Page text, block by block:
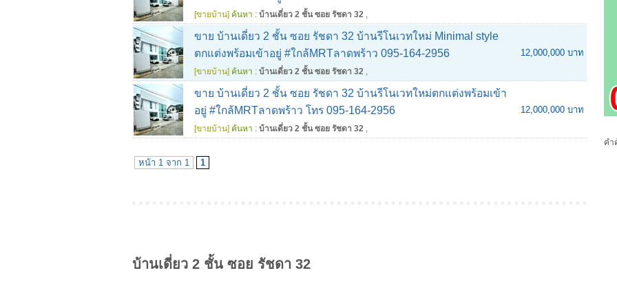
[ขายบ้าน] ค้นหา : บ้านเดี่ยว 2 ชั้น ซอย รัชดา 32 ,
ขาย บ้านเดี่ยว 2 ชั้น ซอย รัชดา 32 บ้านรีโนเวทใหม่ Minimal style
ตกแต่งพร้อมเข้าอยู่ #ใกล้MRTลาดพร้าว 095-164-2956
[ขายบ้าน] ค้นหา : บ้านเดี่ยว 2 ชั้น ซอย รัชดา 32 ,
12,000,000 บาท
ขาย บ้านเดี่ยว 2 ชั้น ซอย รัชดา 32 บ้านรีโนเวทใหม่ตกแต่งพร้อมเข้า
อยู่ #ใกล้MRTลาดพร้าว โทร 095-164-2956
[ขายบ้าน] ค้นหา : บ้านเดี่ยว 2 ชั้น ซอย รัชดา 32 ,
12,000,000 บาท
หน้า 1 จาก 1 1
บ้านเดี่ยว 2 ชั้น ซอย รัชดา 32
คำ